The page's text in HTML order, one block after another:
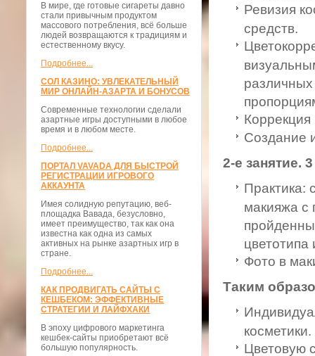
В мире, где готовые сигареты давно
стали привычным продуктом
массового потребления, всё больше
людей возвращаются к традициям и
естественному вкусу.
Подробнее...
СОЛ КАЗИНО: УВЛЕКАТЕЛЬНЫЙ
МИР ОНЛАЙН-АЗАРТА И БОНУСОВ
Современные технологии сделали
азартные игры доступными в любое
время и в любом месте.
Подробнее...
ПОРТАЛ VAVADA ДЛЯ БЫСТРОЙ
РЕГИСТРАЦИИ ИГРОВОГО
АККАУНТА
Имея солидную репутацию, веб-
площадка Вавада, безусловно,
имеет преимущество, так как она
известна как одна из самых
активных на рынке азартных игр в
стране.
Подробнее...
КАК ПРОДВИГАТЬ САЙТЫ С
КЕШБЕКОМ: ЭФФЕКТИВНЫЕ
СТРАТЕГИИ И ЛАЙФХАКИ
В эпоху цифрового маркетинга
кешбек-сайты приобретают всё
большую популярность.
Ревизия
средств.
Создание
2-е занятие.
Практика:
макияжа с
Фото в
Таким
косметики.
Цветовую